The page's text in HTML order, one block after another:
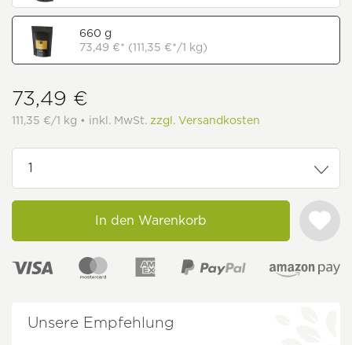
660 g
73,49 €* (111,35 €*/1 kg)
73,49 €
111,35 €/1 kg • inkl. MwSt. zzgl. Versandkosten
In den Warenkorb
Unsere Empfehlung